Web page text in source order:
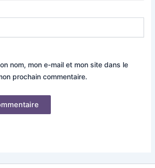
nom, mon e-mail et mon site dans le
prochain commentaire.